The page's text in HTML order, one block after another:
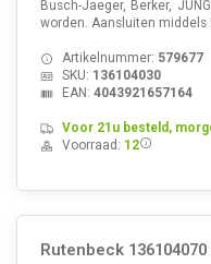
Busch-Jaeger, Berker,
worden. Aansluiten middels
Artikelnummer: 579677
SKU: 136104030
EAN: 4043921657164
Voor 21u besteld,
Voorraad: 12
Rutenbeck